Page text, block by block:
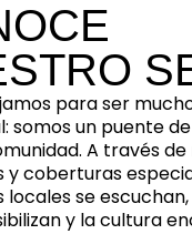
para ser
somos un puente
A través
y coberturas
locales se
y la cultura